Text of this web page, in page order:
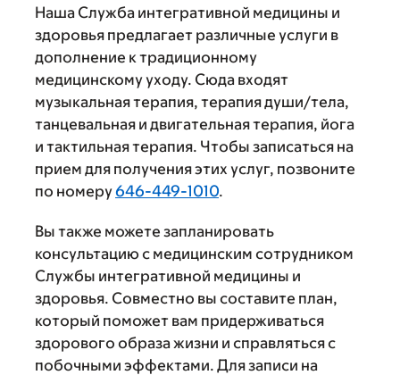
Наша Служба интегративной медицины и
здоровья предлагает различные услуги в
дополнение к традиционному
медицинскому уходу. Сюда входят
музыкальная терапия, терапия души/тела,
танцевальная и двигательная терапия, йога
и тактильная терапия. Чтобы записаться на
прием для получения этих услуг, позвоните
по номеру646-449-1010.
Вы также можете запланировать
консультацию с медицинским сотрудником
Службы интегративной медицины и
здоровья. Совместно вы составите план,
который поможет вам придерживаться
здорового образа жизни и справляться с
побочными эффектами. Для записи на